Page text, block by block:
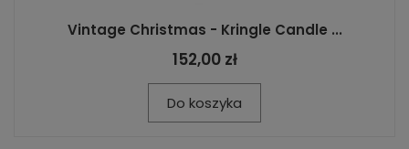
Vintage Christmas - Kringle Candle ...
152,00 zł
Do koszyka